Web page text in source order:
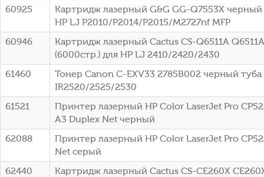
60925
Картридж лазерный G&G GG-Q7553X черный
HP LJ P2010/P2014/P2015/M2727nf MFP
60946
Картридж лазерный Cactus CS-Q6511A
(6000стр.) для HP LJ 2410/2420/2430
61460
Тонер Canon C-EXV33 2785B002 черный
IR2520/2525/2530
61521
Принтер лазерный HP Color LaserJet Pro
A3 Duplex Net черный
62088
Принтер лазерный HP Color LaserJet Pro
Net серый
62440
Картридж лазерный Cactus CS-CE260X